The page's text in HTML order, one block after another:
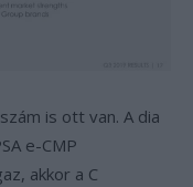
is ott van. A dia
e-CMP
akkor a C